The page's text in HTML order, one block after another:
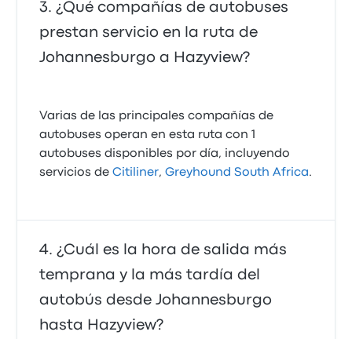
¿Qué compañías de autobuses
prestan servicio en la ruta de
Johannesburgo a Hazyview?
Varias de las principales compañías de
autobuses operan en esta ruta con 1
autobuses disponibles por día, incluyendo
servicios deCitiliner,Greyhound South Africa.
¿Cuál es la hora de salida más
temprana y la más tardía del
autobús desde Johannesburgo
hasta Hazyview?